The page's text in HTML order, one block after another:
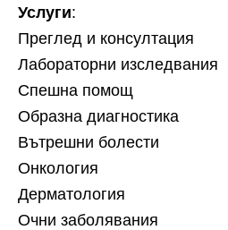
Услуги:
Преглед и консултация
Лабораторни изследвания
Спешна помощ
Образна диагностика
Вътрешни болести
Онкология
Дерматология
Очни заболявания